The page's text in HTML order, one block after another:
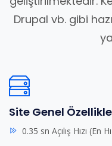
Drupal vb. gibi
Site Genel
0.35 sn Açılış Hızı (En